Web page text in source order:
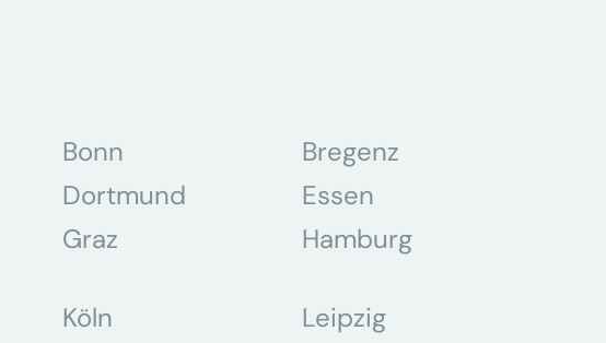
Bonn
Bregenz
Dortmund
Essen
Graz Hamburg
Köln
Leipzig